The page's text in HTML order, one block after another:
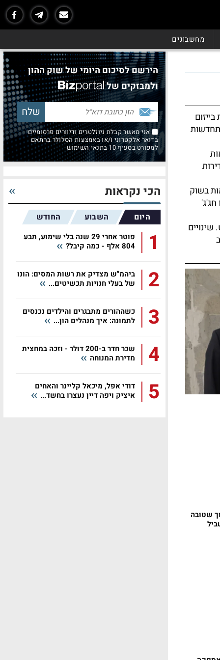
מחשבונים
בשוק
חג'ג'
שינויים
שטובה
הירשם לסיכום היומי של שוק ההון
ולמבזקים של
אני מאשר קבלת ניוזלטרים ודיוורים פרסומיים
בדואר אלקטרוני ו/או באמצעות הסלולר בהתאם
למפורט בסעיף 10 בתנאי השימוש
הכי נקראות
היום השבוע החודש
1
פוטר אחרי 29 שנה בלי שימוע, תבע
804 אלף - כמה קיבל?
2
ביהמ"ש מצדיק את רשות המסים: הונו
של בעלי חנויות תכשיטים...
3
כשההורים מתבגרים והילדים נכנסים
לתמונה: איך מנהלים הון...
4
שכר חדר ב-200 דולר - וזכה במחצית
מדירת המנוחה
5
דודי אפל, מיכאל קליינר והאחים
איציק ויפה דיין נעצרו בחשד...